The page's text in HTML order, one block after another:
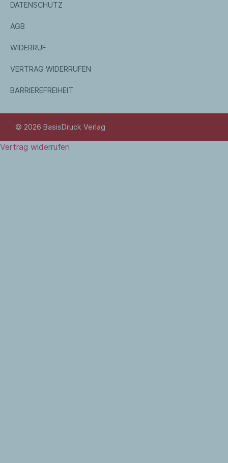
DATENSCHUTZ
AGB
WIDERRUF
VERTRAG WIDERRUFEN
BARRIEREFREIHEIT
© 2026 BasisDruck Verlag
Vertrag widerrufen